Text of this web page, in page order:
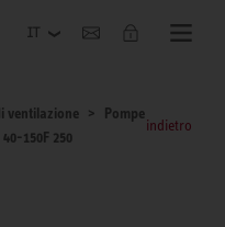
ventilazione
Pompe
150F 250
indietro